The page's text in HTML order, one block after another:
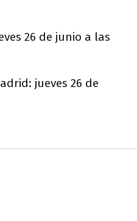
26 de junio a las
jueves 26 de